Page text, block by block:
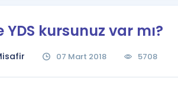
YDS kursunuz var mı?
07 Mart 2018 5708